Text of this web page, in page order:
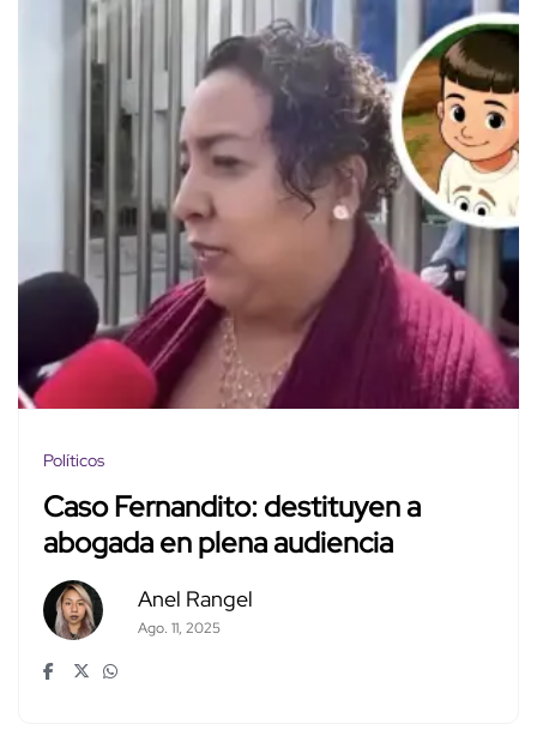
Políticos
Caso Fernandito: destituyen a
abogada en plena audiencia
Anel Rangel
Ago. 11, 2025